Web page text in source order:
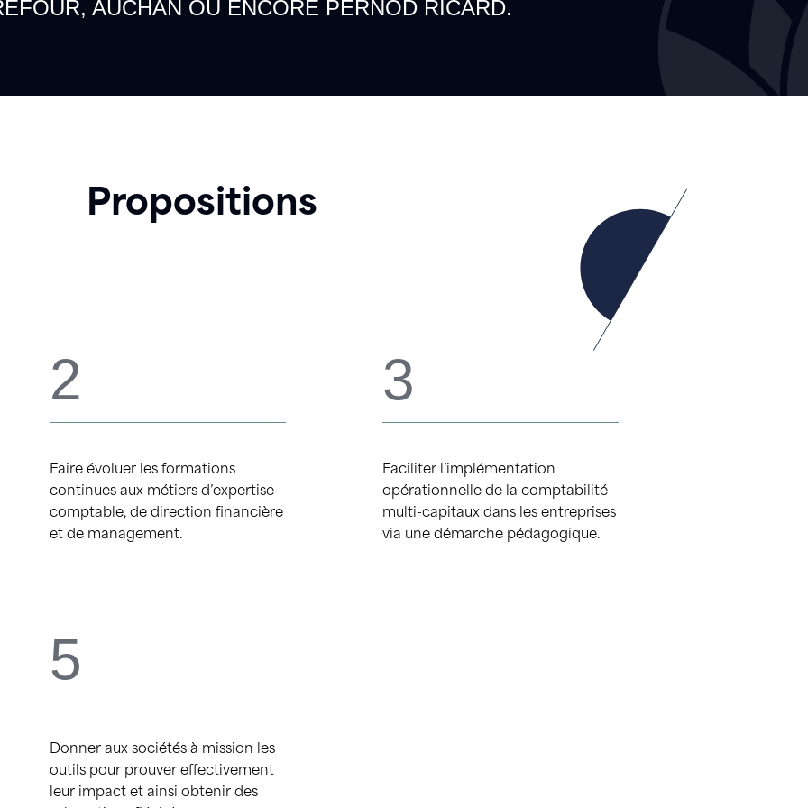
AUCHAN OU ENCORE PERNOD RICARD.
Propositions
2
Faire évoluer les formations
continues aux métiers d’expertise
comptable, de direction financière
et de management.
3
Faciliter l’implémentation
opérationnelle de la comptabilité
multi-capitaux dans les entreprises
via une démarche pédagogique.
5
Donner aux sociétés à mission les
outils pour prouver effectivement
leur impact et ainsi obtenir des